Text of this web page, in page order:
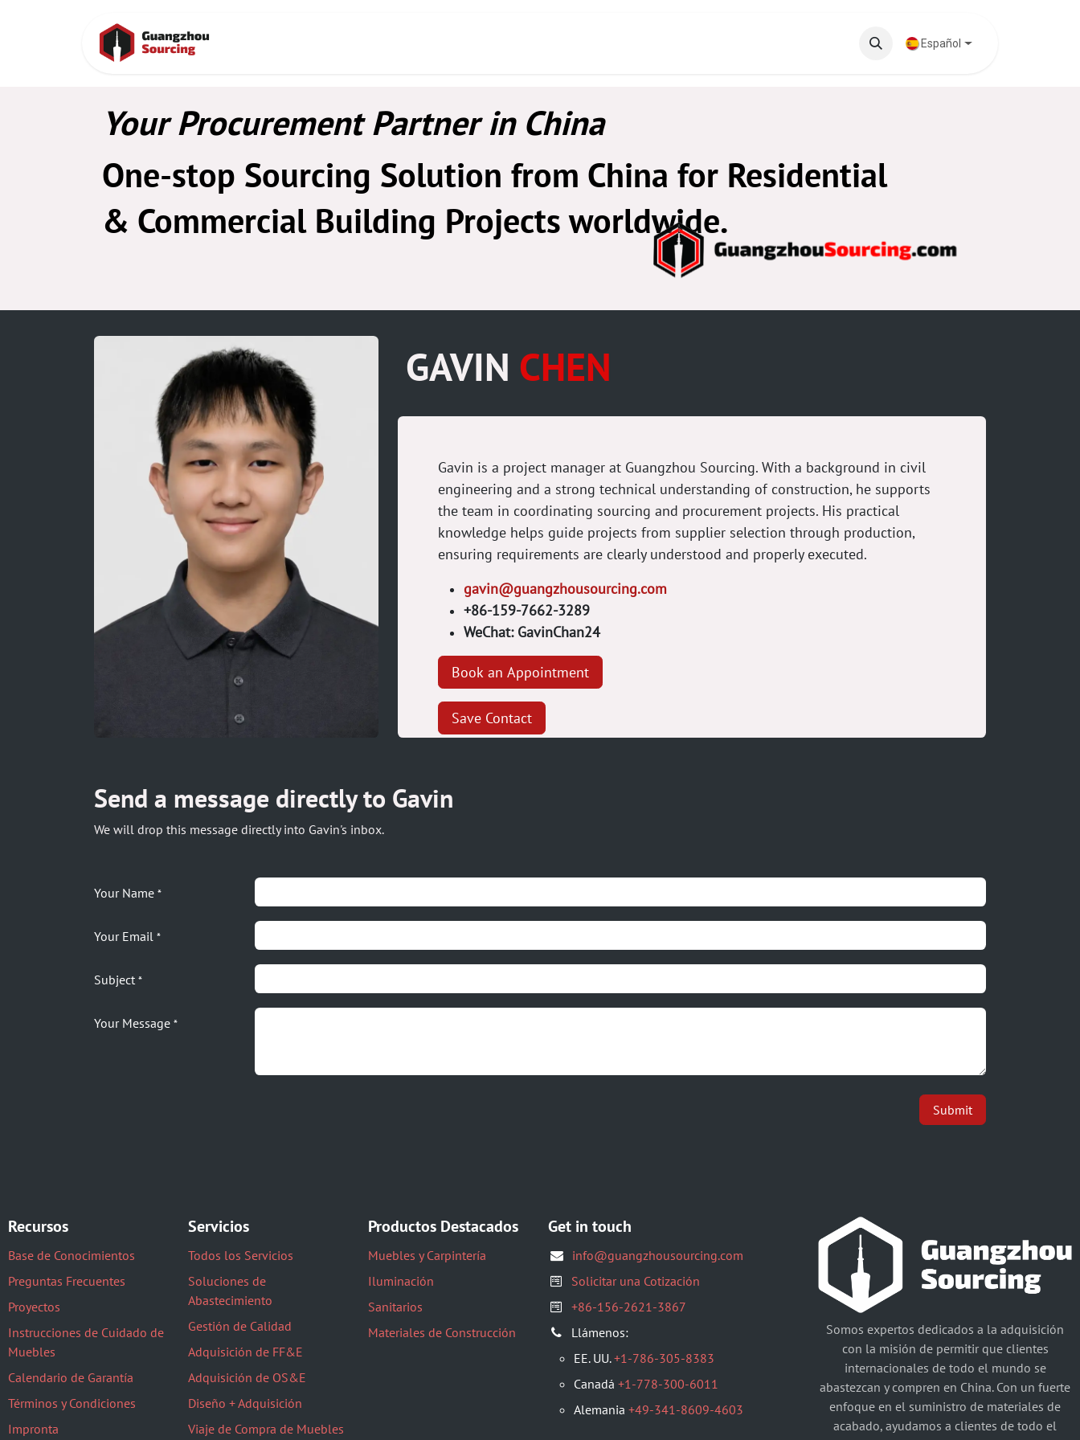
Base de Conocimientos
Español
Your Procurement Partner in China
One-stop Sourcing Solution from China for Residential
& Commercial Building Projects worldwide.
Gavin is a project manager at Guangzhou Sourcing. With a background in civil
engineering and a strong technical understanding of construction, he supports
the team in coordinating sourcing and procurement projects. His practical
knowledge helps guide projects from supplier selection through production,
ensuring requirements are clearly understood and properly executed.
gavin@guangzhousourcing.com
+86-159-7662-3289
WeChat: GavinChan24
Book an Appointment
Save Contact
GAVIN CHEN
Send a message directly to Gavin
We will drop this message directly into Gavin's inbox.​
Your Name *
Your Email *
Subject *
Your Message *
Submit
Recursos
Base de Conocimientos
Preguntas Frecuentes
Proyectos
Instrucciones de Cuidado de
Muebles
Calendario de Garantía
Términos y Condiciones
Impronta
Servicios
Todos los Servicios
Soluciones de
Abastecimiento
Gestión de Calidad
Adquisición de FF&E
Adquisición de OS&E
Diseño + Adquisición
Viaje de Compra de Muebles
Productos Destacados
Muebles y Carpintería
Iluminación
Sanitarios
Materiales de Construcción
Get in touch
info@guangzhousourcing.com
Solicitar una Cotización
+86-156-2621-3867
Llámenos:
EE. UU.+1-786-305-8383
Canadá +1-778-300-6011
Alemania +49-341-8609-4603
Somos expertos dedicados a la adquisición
con la misión de permitir que clientes
internacionales de todo el mundo se
abastezcan y compren en China. Con un fuerte
enfoque en el suministro de materiales de
acabado, ayudamos a clientes de todo el